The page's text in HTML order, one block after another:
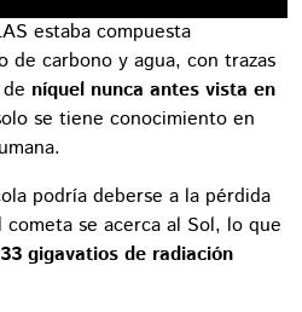
estaba compuesta
de carbono y agua, con trazas
níquel nunca antes vista en
se tiene conocimiento en
podría deberse a la pérdida
se acerca al Sol, lo que
33 gigavatios de radiación